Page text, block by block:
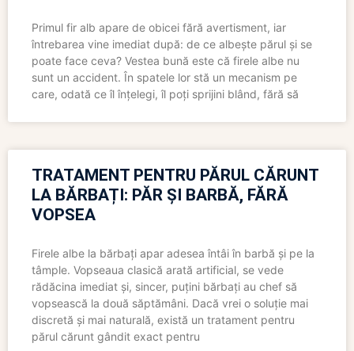
Primul fir alb apare de obicei fără avertisment, iar
întrebarea vine imediat după: de ce albește părul și se
poate face ceva? Vestea bună este că firele albe nu
sunt un accident. În spatele lor stă un mecanism pe
care, odată ce îl înțelegi, îl poți sprijini blând, fără să
TRATAMENT PENTRU PĂRUL CĂRUNT
LA BĂRBAȚI: PĂR ȘI BARBĂ, FĂRĂ
VOPSEA
Firele albe la bărbați apar adesea întâi în barbă și pe la
tâmple. Vopseaua clasică arată artificial, se vede
rădăcina imediat și, sincer, puțini bărbați au chef să
vopsească la două săptămâni. Dacă vrei o soluție mai
discretă și mai naturală, există un tratament pentru
părul cărunt gândit exact pentru